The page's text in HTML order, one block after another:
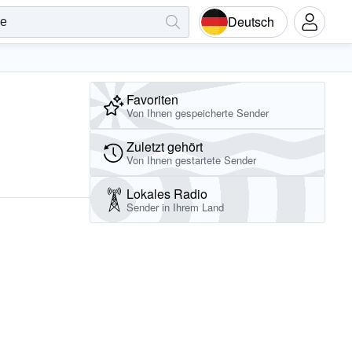
Deutsch
Favoriten
Von Ihnen gespeicherte Sender
Zuletzt gehört
Von Ihnen gestartete Sender
Lokales Radio
Sender in Ihrem Land